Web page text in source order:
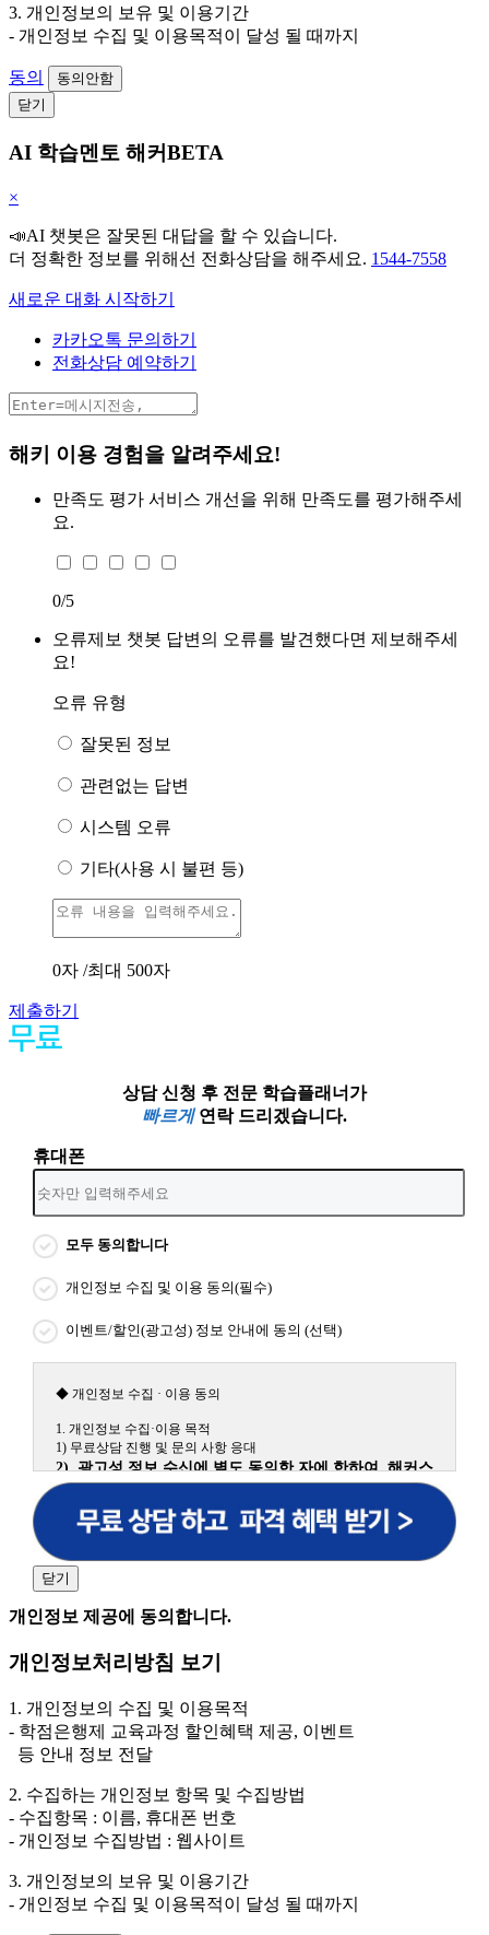
3. 개인정보의 보유 및 이용기간
- 개인정보 수집 및 이용목적이 달성 될 때까지
동의
동의안함
닫기
AI 학습멘토 해커BETA
×
📣AI 챗봇은 잘못된 대답을 할 수 있습니다.
더 정확한 정보를 위해선 전화상담을 해주세요. 1544-7558
새로운 대화 시작하기
카카오톡 문의하기
전화상담 예약하기
해키 이용 경험을 알려주세요!
만족도 평가 서비스 개선을 위해 만족도를 평가해주세
요.
0/5
오류제보 챗봇 답변의 오류를 발견했다면 제보해주세
요!
오류 유형
잘못된 정보
관련없는 답변
시스템 오류
기타(사용 시 불편 등)
0자 /최대 500자
제출하기
상담 신청 후 전문 학습플래너가
빠르게연락 드리겠습니다.
휴대폰
모두 동의합니다
개인정보 수집 및 이용 동의(필수)
이벤트/할인(광고성) 정보 안내에 동의 (선택)
◆ 개인정보 수집 · 이용 동의
1. 개인정보 수집·이용 목적
1) 무료상담 진행 및 문의 사항 응대
2) 광고성 정보 수신에 별도 동의한 자에 한하여 해커스
원격평생교육원을 비롯한 해커스 교육그룹의 새로운 서
비스 신상품이나 이벤트, 최신 정보 안내 등 신청자의 취
향에 맞는 최적의 서비스를 제공하기 위함.
어, 해커스일본어, 해커스잡, 해커스금융, 해커스임용, 해커스공무
원, 해커스경찰, 해커스소방, 해커스공인중개사, 해커스주택관리
사, 해커스편입 등)
3. 개인정보 보유/이용 기간: 법령상 정하는 경우를 제
외하고는 회원탈퇴 시까지 이용 및 보관합니다. 단, 비회
원이거나 상담 시로부터 3년 이내 탈퇴하는 자의 경우,
소비자 불만 또는 분쟁처리를 위해 3년간 보관합니다.
의 경우에는 상담 신청이 제한됩니다.
닫기
개인정보 제공에 동의합니다.
개인정보처리방침 보기
1. 개인정보의 수집 및 이용목적
- 학점은행제 교육과정 할인혜택 제공, 이벤트
등 안내 정보 전달
2. 수집하는 개인정보 항목 및 수집방법
- 수집항목 : 이름, 휴대폰 번호
- 개인정보 수집방법 : 웹사이트
3. 개인정보의 보유 및 이용기간
- 개인정보 수집 및 이용목적이 달성 될 때까지